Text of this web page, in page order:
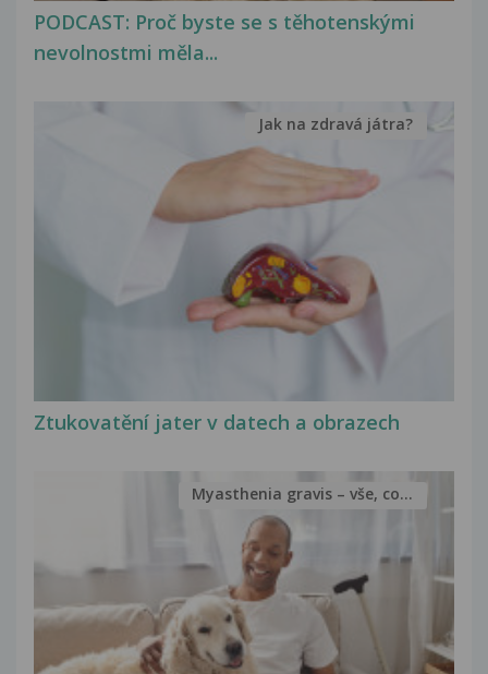
PODCAST: Proč byste se s těhotenskými
nevolnostmi měla...
Ztukovatění jater v datech a obrazech
Jak na zdravá játra?
Myasthenia gravis – vše, co...